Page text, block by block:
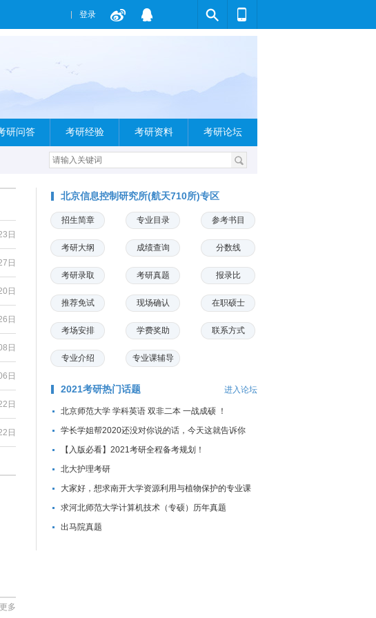
登录
研问答 考研经验 考研资料 考研论坛
日
日
日
日
日
日
日
日
更多
北京信息控制研究所(航天710所)专区
招生简章 专业目录 参考书目
考研大纲 成绩查询 分数线
考研录取 考研真题 报录比
推荐免试 现场确认 在职硕士
考场安排 学费奖助 联系方式
专业介绍 专业课辅导
2021考研热门话题 进入论坛
北京师范大学 学科英语 双非二本 一战成硕 ！
学长学姐帮2020还没对你说的话，今天这就告诉你
【入版必看】2021考研全程备考规划！
北大护理考研
大家好，想求南开大学资源利用与植物保护的专业课
资料...
求河北师范大学计算机技术（专硕）历年真题
出马院真题